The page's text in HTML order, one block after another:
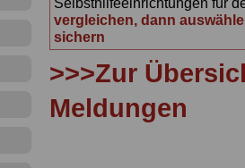
vergleichen, dann
sichern
>>>Zur
Meldungen